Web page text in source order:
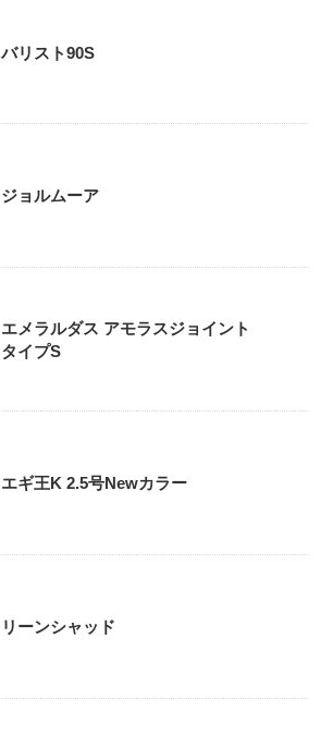
バリスト90S
ジョルムーア
エメラルダス アモラスジョイント
タイプS
エギ王K 2.5号Newカラー
リーンシャッド